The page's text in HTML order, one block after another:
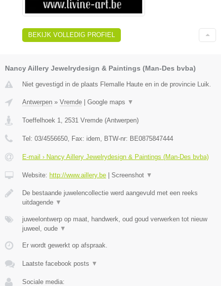
BEKIJK VOLLEDIG PROFIEL
Nancy Aillery Jewelrydesign & Paintings (Man-Des bvba)
Niet gevestigd in de plaats Flemalle Haute en in de provincie Luik.
Antwerpen » Vremde | Google maps ▼
Toeffelhoek 1 2531 Vremde (Antwerpen)
Tel: 03/4556650 , Fax: idem , BTW-nr: BE0875847444
E-mail › Nancy Aillery Jewelrydesign & Paintings (Man-Des bvba)
Website: http://www.aillery.be | Screenshot ▼
De bestaande juwelencollectie werd aangevuld met een reeks
uitdagende ▼
juweelontwerp op maat, handwerk, oud goud verwerken tot nieuw
juweel, oude ▼
Er wordt gewerkt op afspraak.
Laatste facebook posts ▼
Sociale media: